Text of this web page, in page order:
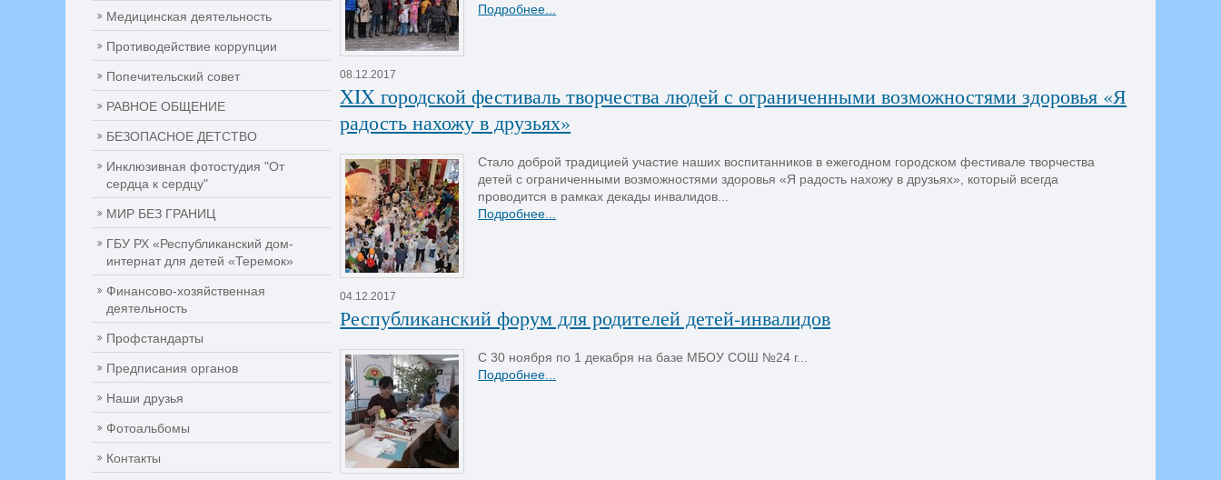
Медицинская деятельность
Противодействие коррупции
Попечительский совет
РАВНОЕ ОБЩЕНИЕ
БЕЗОПАСНОЕ ДЕТСТВО
Инклюзивная фотостудия "От
сердца к сердцу"
МИР БЕЗ ГРАНИЦ
ГБУ РХ «Республиканский дом-
интернат для детей «Теремок»
Финансово-хозяйственная
деятельность
Профстандарты
Предписания органов
Наши друзья
Фотоальбомы
Контакты
Подробнее...
08.12.2017
XIX городской фестиваль творчества людей с ограниченными возможностями здоровья «Я
радость нахожу в друзьях»
Стало доброй традицией участие наших воспитанников в ежегодном городском фестивале творчества
детей с ограниченными возможностями здоровья «Я радость нахожу в друзьях», который всегда
проводится в рамках декады инвалидов...
Подробнее...
04.12.2017
Республиканский форум для родителей детей-инвалидов
С 30 ноября по 1 декабря на базе МБОУ СОШ №24 г...
Подробнее...